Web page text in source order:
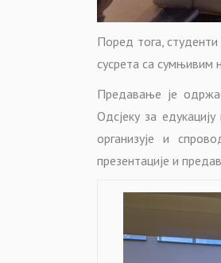
Поред тога,
сусрета са сумњивим
Предавање је
Одсјеку за
организује и
презентације и